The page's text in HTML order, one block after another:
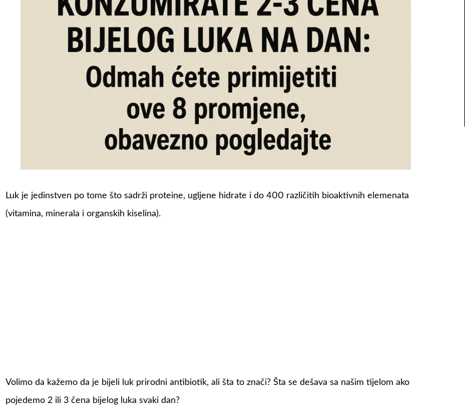
Luk je jedinstven po tome što sadrži proteine, ugljene hidrate i do 400 različitih bioaktivnih elemenata
(vitamina, minerala i organskih kiselina).
Volimo da kažemo da je bijeli luk prirodni antibiotik, ali šta to znači? Šta se dešava sa našim tijelom ako
pojedemo 2 ili 3 čena bijelog luka svaki dan?